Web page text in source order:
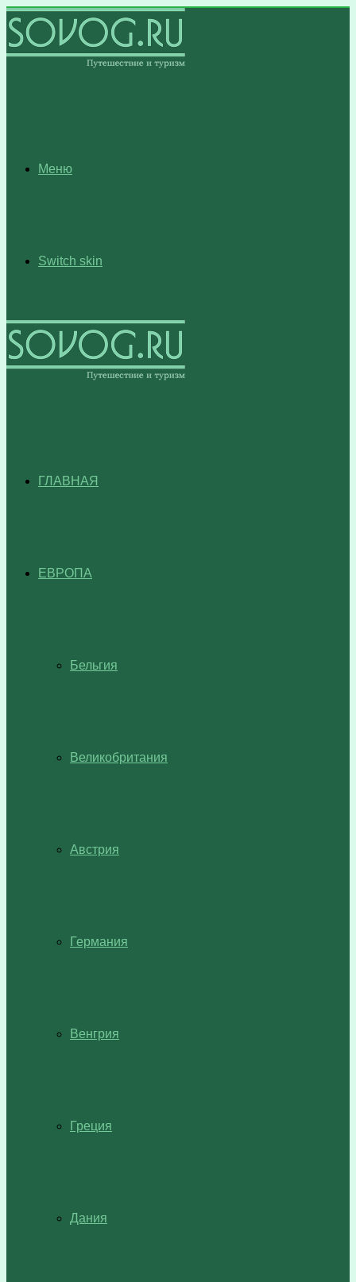
Меню
Switch skin
ГЛАВНАЯ
ЕВРОПА
Бельгия
Великобритания
Австрия
Германия
Венгрия
Греция
Дания